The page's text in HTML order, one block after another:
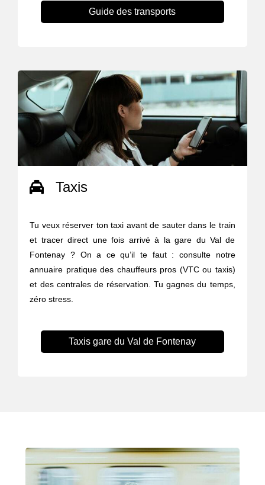
Guide des transports
Taxis
Tu veux réserver ton taxi avant de sauter dans le train
et tracer direct une fois arrivé à la gare du Val de
Fontenay ? On a ce qu’il te faut : consulte notre
annuaire pratique des chauffeurs pros (VTC ou taxis)
et des centrales de réservation. Tu gagnes du temps,
zéro stress.
Taxis gare du Val de Fontenay